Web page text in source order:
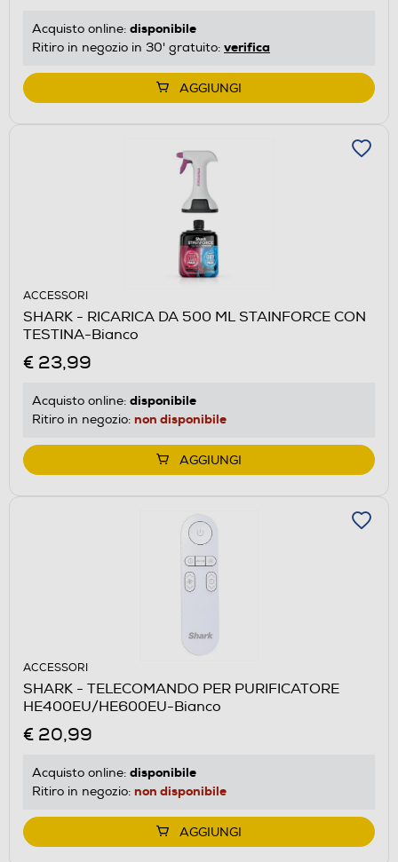
Acquisto online: disponibile
Ritiro in negozio in 30' gratuito: verifica
AGGIUNGI
ACCESSORI
SHARK - RICARICA DA 500 ML STAINFORCE CON
TESTINA-Bianco
€ 23,99
Acquisto online: disponibile
Ritiro in negozio: non disponibile
AGGIUNGI
ACCESSORI
SHARK - TELECOMANDO PER PURIFICATORE
HE400EU/HE600EU-Bianco
€ 20,99
Acquisto online: disponibile
Ritiro in negozio: non disponibile
AGGIUNGI